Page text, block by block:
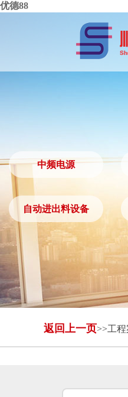
优德88
中频电源
自动进出料设备
中频电源
自动进出料设备
返回上一页>>工程